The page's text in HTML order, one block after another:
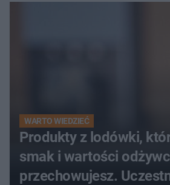
WARTO WIEDZIEĆ
Produkty z lodówki,
smak i wartości
przechowujesz.